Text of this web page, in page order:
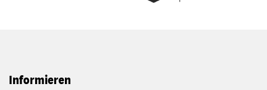
Informieren